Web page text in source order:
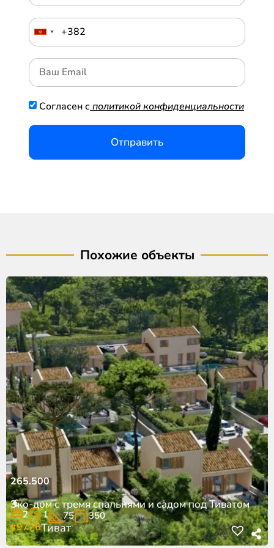
Согласен с политикой конфиденциальности
Отправить
Похожие объекты
265.500
€
Эко-дом с тремя спальнями и садом под Тиватом
2 1 75 350
#9776Тиват